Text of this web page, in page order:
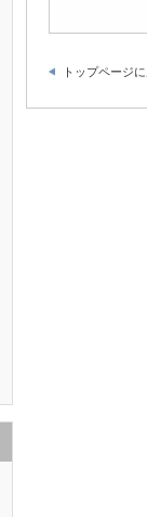
トップページ